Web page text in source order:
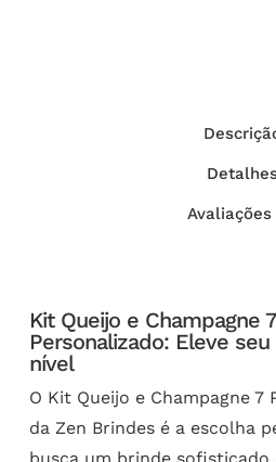
Avaliações
Kit Queijo e Champagne
Personalizado: Eleve
nível
O Kit Queijo e Champagne 7
da Zen Brindes é a escolha